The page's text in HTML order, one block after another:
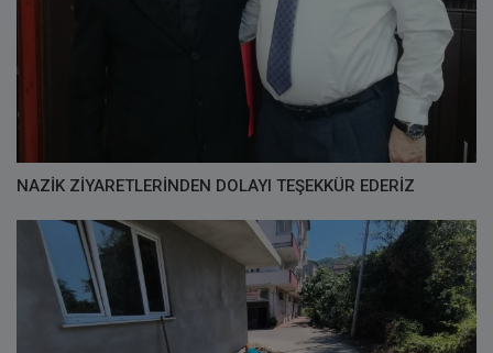
NAZİK ZİYARETLERİNDEN DOLAYI TEŞEKKÜR EDERİZ